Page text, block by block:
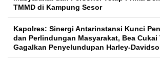
TMMD di Kampung Sesor
Kapolres: Sinergi Antarinstansi Kunci
dan Perlindungan Masyarakat, Bea
Gagalkan Penyelundupan Harley-